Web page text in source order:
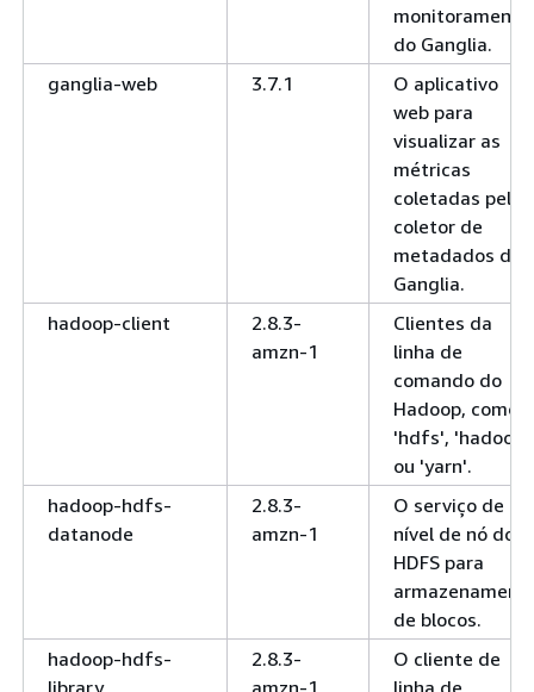
monitoramento
do Ganglia.
ganglia-web
3.7.1
O aplicativo
web para
visualizar as
métricas
coletadas pelo
coletor de
metadados do
Ganglia.
hadoop-client
2.8.3-
amzn-1
Clientes da
linha de
comando do
Hadoop, como
'hdfs', 'hadoop',
ou 'yarn'.
hadoop-hdfs-
datanode
2.8.3-
amzn-1
O serviço de
nível de nó do
HDFS para
de blocos.
hadoop-hdfs-
library
2.8.3-
amzn-1
O cliente de
linha de